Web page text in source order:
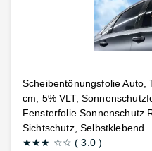
Scheibentönungsfolie Auto,
cm, 5% VLT,
Fensterfolie Sonnenschutz
Sichtschutz, Selbstklebend
★★★ ☆☆ (3.0)